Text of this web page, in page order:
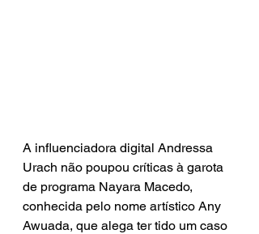
A influenciadora digital Andressa
Urach não poupou críticas à garota
de programa Nayara Macedo,
conhecida pelo nome artístico Any
Awuada, que alega ter tido um caso